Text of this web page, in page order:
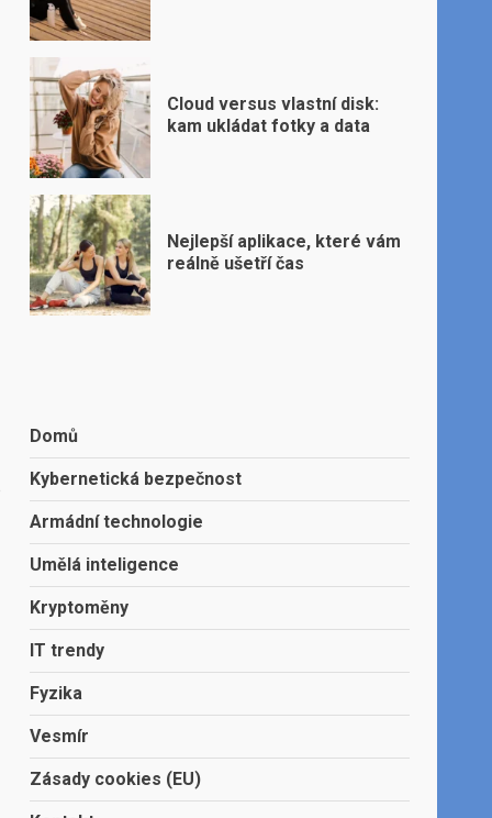
Cloud versus vlastní disk:
kam ukládat fotky a data
Nejlepší aplikace, které vám
reálně ušetří čas
Domů
Kybernetická bezpečnost
Armádní technologie
Umělá inteligence
Kryptoměny
IT trendy
Fyzika
Vesmír
Zásady cookies (EU)